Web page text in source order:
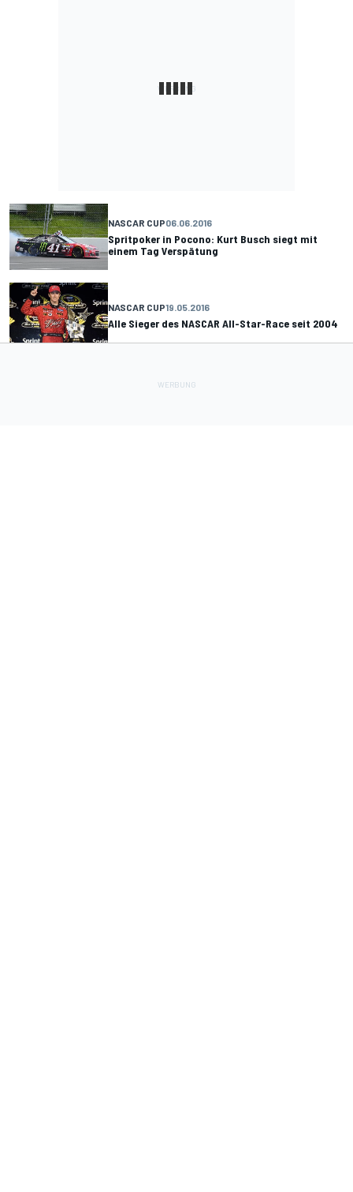
NASCAR CUP06.06.2016
Spritpoker in Pocono: Kurt Busch siegt mit
einem Tag Verspätung
NASCAR CUP19.05.2016
Alle Sieger des NASCAR All-Star-Race seit 2004